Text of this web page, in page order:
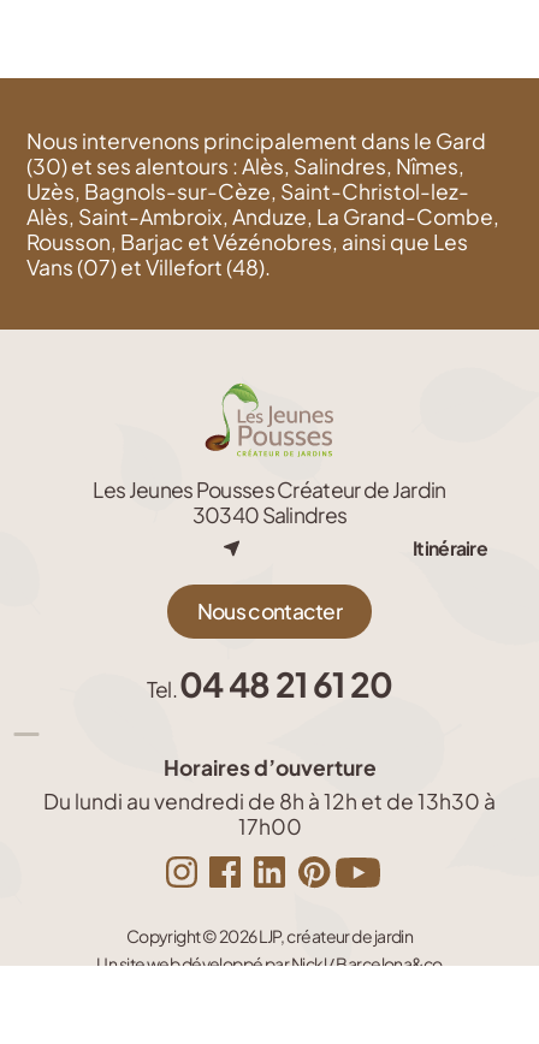
Nous intervenons principalement dans le Gard
(30) et ses alentours : Alès, Salindres, Nîmes,
Uzès, Bagnols-sur-Cèze, Saint-Christol-lez-
Alès, Saint-Ambroix, Anduze, La Grand-Combe,
Rousson, Barjac et Vézénobres, ainsi que Les
Vans (07) et Villefort (48).
Les Jeunes Pousses Créateur de Jardin
30340 Salindres
Itinéraire
Nous contacter
Tel.04 48 21 61 20
Horaires d’ouverture
Du lundi au vendredi de 8h à 12h et de 13h30 à
17h00
Copyright © 2026 LJP, créateur de jardin
Un site web développé par Nickl / Barcelona&co